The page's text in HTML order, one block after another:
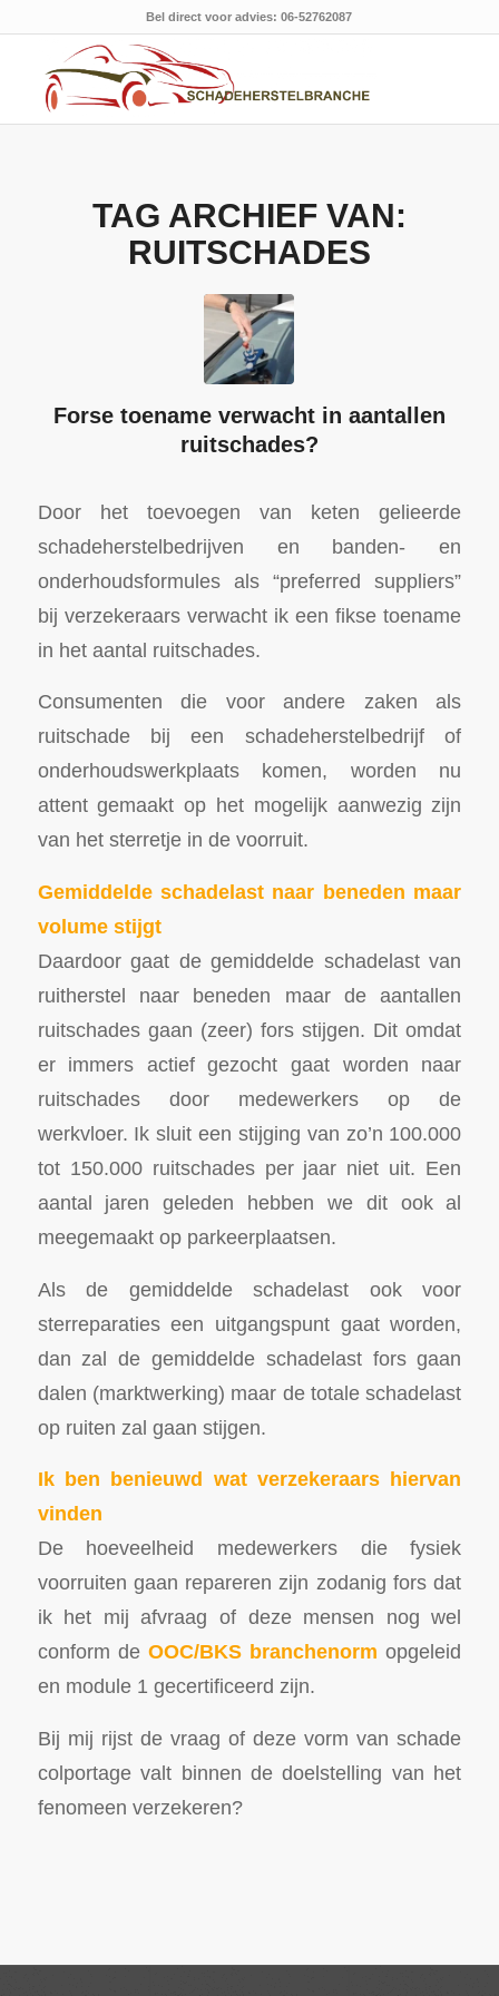
Bel direct voor advies: 06-52762087
TAG ARCHIEF VAN:
RUITSCHADES
Forse toename verwacht in aantallen
ruitschades?
Door het toevoegen van keten gelieerde
schadeherstelbedrijven en banden- en
onderhoudsformules als “preferred suppliers”
bij verzekeraars verwacht ik een fikse toename
in het aantal ruitschades.
Consumenten die voor andere zaken als
ruitschade bij een schadeherstelbedrijf of
onderhoudswerkplaats komen, worden nu
attent gemaakt op het mogelijk aanwezig zijn
van het sterretje in de voorruit.
Gemiddelde schadelast naar beneden maar
volume stijgt
Daardoor gaat de gemiddelde schadelast van
ruitherstel naar beneden maar de aantallen
ruitschades gaan (zeer) fors stijgen. Dit omdat
er immers actief gezocht gaat worden naar
ruitschades door medewerkers op de
werkvloer. Ik sluit een stijging van zo’n 100.000
tot 150.000 ruitschades per jaar niet uit. Een
aantal jaren geleden hebben we dit ook al
meegemaakt op parkeerplaatsen.
Als de gemiddelde schadelast ook voor
sterreparaties een uitgangspunt gaat worden,
dan zal de gemiddelde schadelast fors gaan
dalen (marktwerking) maar de totale schadelast
op ruiten zal gaan stijgen.
Ik ben benieuwd wat verzekeraars hiervan
vinden
De hoeveelheid medewerkers die fysiek
voorruiten gaan repareren zijn zodanig fors dat
ik het mij afvraag of deze mensen nog wel
conform de OOC/BKS branchenorm opgeleid
en module 1 gecertificeerd zijn.
Bij mij rijst de vraag of deze vorm van schade
colportage valt binnen de doelstelling van het
fenomeen verzekeren?